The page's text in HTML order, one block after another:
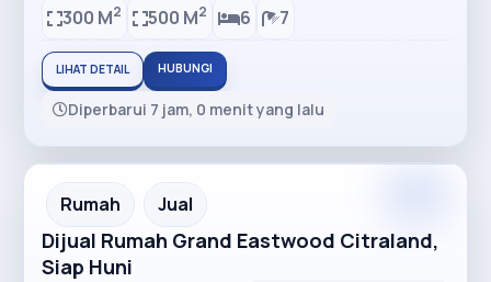
300 M2 500 M2 6 7
LIHAT DETAIL HUBUNGI
Diperbarui 7 jam, 0 menit yang lalu
Recommended
Rumah Jual
Dijual Rumah Grand Eastwood Citraland,
Siap Huni